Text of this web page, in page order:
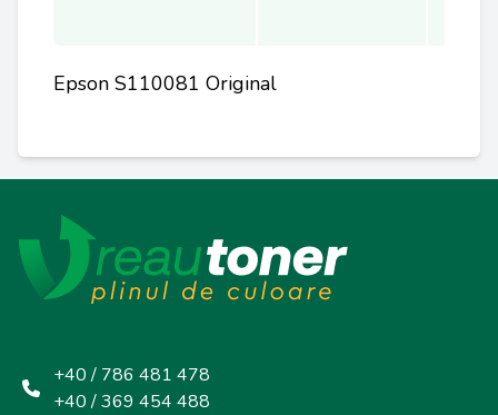
Epson S110081 Original
+40 / 786 481 478
+40 / 369 454 488